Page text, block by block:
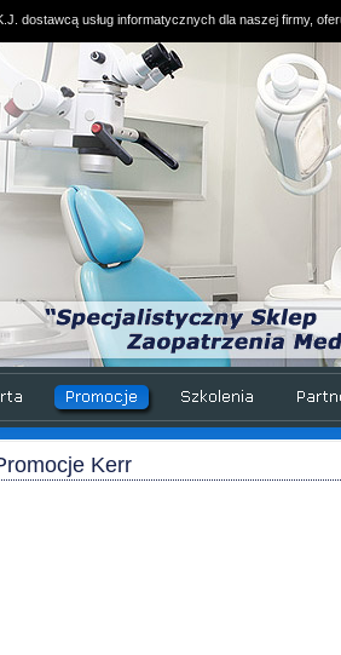
dostawcą usług informatycznych dla naszej firmy,
Kerr